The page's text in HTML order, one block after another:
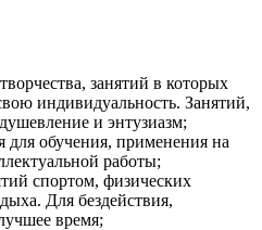
занятий в которых
индивидуальность. Занятий,
и энтузиазм;
для обучения, применения на
работы;
спортом, физических
Для бездействия,
время;